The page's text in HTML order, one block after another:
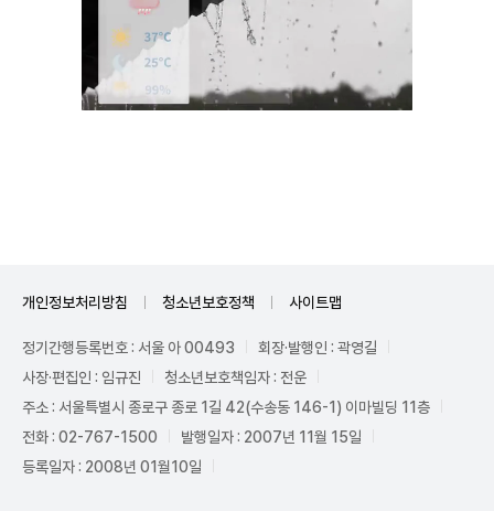
개인정보처리방침 청소년보호정책 사이트맵
정기간행등록번호 : 서울 아 00493
회장·발행인 : 곽영길
사장·편집인 : 임규진
청소년보호책임자 : 전운
주소 : 서울특별시 종로구 종로 1길 42(수송동 146-1) 이마빌딩 11층
전화 : 02-767-1500
발행일자 : 2007년 11월 15일
등록일자 : 2008년 01월10일